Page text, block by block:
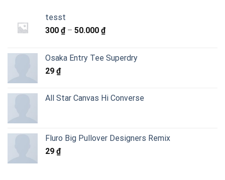
tesst
300 ₫ – 50.000 ₫Khoảng
300 ₫
Osaka Entry Tee Superdry
29 ₫
All Star Canvas Hi Converse
Fluro Big Pullover Designers Remix
29 ₫